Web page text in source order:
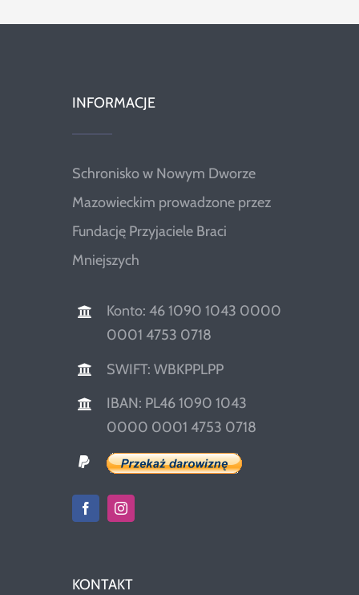
INFORMACJE
Schronisko w Nowym Dworze
Mazowieckim prowadzone przez
Fundację Przyjaciele Braci
Mniejszych
Konto: 46 1090 1043 0000
0001 4753 0718
SWIFT: WBKPPLPP
IBAN: PL46 1090 1043
0000 0001 4753 0718
KONTAKT